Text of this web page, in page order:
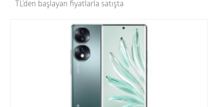
TL’den başlayan fiyatlarla satışta